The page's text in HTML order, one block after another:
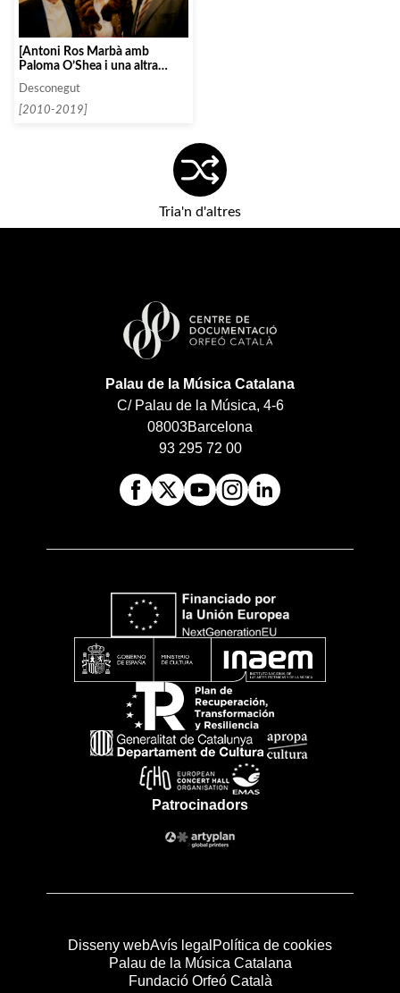
[Antoni Ros Marbà amb
Paloma O’Shea i una altra
Desconegut
[2010-2019]
Tria'n d'altres
Palau de la Música Catalana
C/ Palau de la Música, 4-6
08003Barcelona
93 295 72 00
Patrocinadors
Disseny webAvís legal Política de cookies
Palau de la Música Catalana
Fundació Orfeó Català